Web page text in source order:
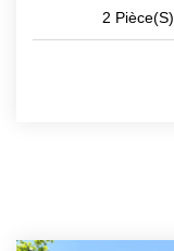
2 Pièce(s)